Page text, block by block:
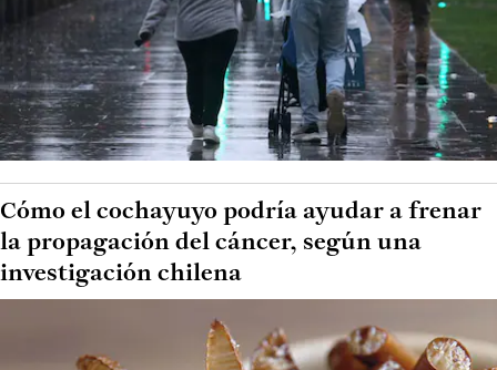
Cómo el cochayuyo podría ayudar a frenar
la propagación del cáncer, según una
investigación chilena